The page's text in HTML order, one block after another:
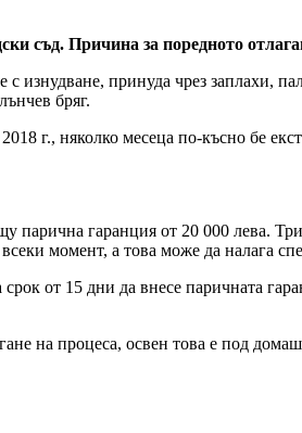
съд. Причина за поредното
изнудване, принуда чрез заплахи,
бряг.
г., няколко месеца по-късно бе
парична гаранция от 20 000 лева.
момент, а това може да налага
от 15 дни да внесе паричната
на процеса, освен това е под